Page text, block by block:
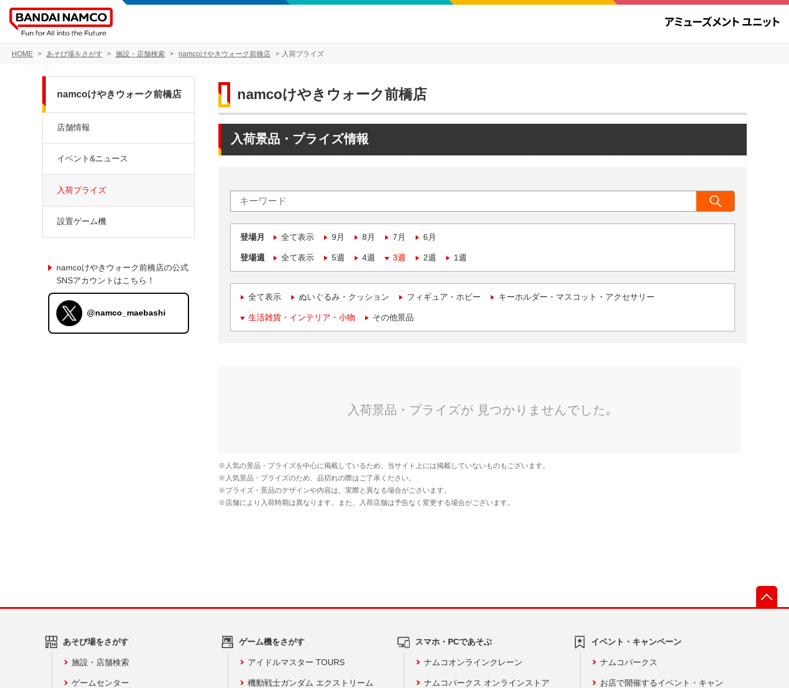
HOME あそび場をさがす 施設・店舗検索 namcoけやきウォーク前橋店 入荷プライズ
namcoけやきウォーク前橋店
入荷景品・プライズ情報
登場月 全て表示 9月 8月 7月 6月
登場週 全て表示 5週 4週 3週 2週 1週
全て表示 ぬいぐるみ・クッション フィギュア・ホビー キーホルダー・マスコット・アクセサリー
生活雑貨・インテリア・小物 その他景品
namcoけやきウォーク前橋店
店舗情報
イベント&ニュース
入荷プライズ
設置ゲーム機
namcoけやきウォーク前橋店の公式
SNSアカウントはこちら！
@namco_maebashi
あそび場をさがす
施設・店舗検索
ゲームセンター
ゲーム機をさがす
アイドルマスター TOURS
機動戦士ガンダム エクストリーム
スマホ・PCであそぶ
ナムコオンラインクレーン
ナムコパークス オンラインストア
イベント・キャンペーン
ナムコパークス
お店で開催するイベント・キャン